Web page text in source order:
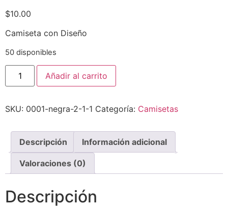
$10.00
Camiseta con Diseño
50 disponibles
Añadir al carrito
SKU: 0001-negra-2-1-1 Categoría: Camisetas
Descripción Información adicional
Valoraciones (0)
Descripción